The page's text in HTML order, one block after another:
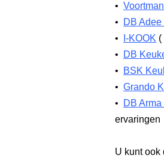
•
•
DB
•
I-KOOK (
•
DB
•
BSK
• Grando
•
DB
ervaringen
U kunt ook